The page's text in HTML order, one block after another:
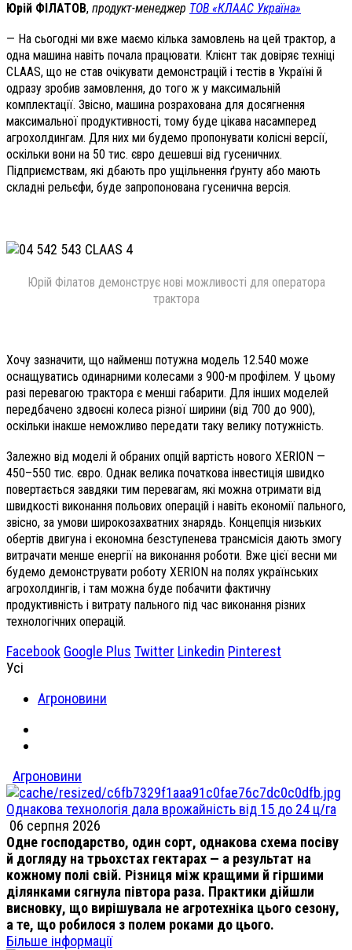
Юрій ФІЛАТОВ, продукт-менеджер ТОВ «КЛААС Україна»
— На сьогодні ми вже маємо кілька замовлень на цей трактор, а
одна машина навіть почала працювати. Клієнт так довіряє техніці
СLAAS, що не став очікувати демонстрацій і тестів в Україні й
одразу зробив замовлення, до того ж у максимальній
комплектації. Звісно, машина розрахована для досягнення
максимальної продуктивності, тому буде цікава насамперед
агрохолдингам. Для них ми будемо пропонувати колісні версії,
оскільки вони на 50 тис. євро дешевші від гусеничних.
Підприємствам, які дбають про ущільнення ґрунту або мають
складні рельєфи, буде запропонована гусенична версія.
Юрій Філатов демонструє нові можливості для оператора
трактора
Хочу зазначити, що найменш потужна модель 12.540 може
оснащуватись одинарними колесами з 900-м профілем. У цьому
разі перевагою трактора є менші габарити. Для інших моделей
передбачено здвоєні колеса різної ширини (від 700 до 900),
оскільки інакше неможливо передати таку велику потужність.
Залежно від моделі й обраних опцій вартість нового XERION —
450–550 тис. євро. Однак велика початкова інвестиція швидко
повертається завдяки тим перевагам, які можна отримати від
швидкості виконання польових операцій і навіть економії пального,
звісно, за умови широкозахватних знарядь. Концепція низьких
обертів двигуна і економна безступенева трансмісія дають змогу
витрачати менше енергії на виконання роботи. Вже цієї весни ми
будемо демонструвати роботу XERION на полях українських
агрохолдингів, і там можна буде побачити фактичну
продуктивність і витрату пального під час виконання різних
технологічних операцій.
Facebook Google Plus Twitter Linkedin Pinterest
Усі
Агроновини
Агроновини
Однакова технологія дала врожайність від 15 до 24 ц/га
06 серпня 2026
Одне господарство, один сорт, однакова схема посіву
й догляду на трьохстах гектарах — а результат на
кожному полі свій. Різниця між кращими й гіршими
ділянками сягнула півтора раза. Практики дійшли
висновку, що вирішувала не агротехніка цього сезону,
а те, що робилося з полем роками до цього.
Більше інформації